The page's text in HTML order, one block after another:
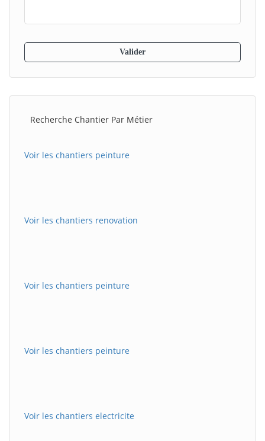
Recherche Chantier Par Métier
Voir les chantiers peinture
Voir les chantiers renovation
Voir les chantiers peinture
Voir les chantiers peinture
Voir les chantiers electricite